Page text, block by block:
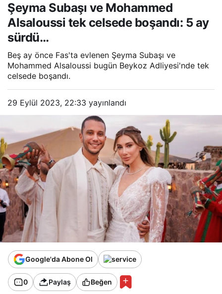
celsede boşandı: 5 ay
sürdü…
Şeyma Subaşı ve Mohammed
Alsaloussi tek celsede boşandı: 5 ay
sürdü…
Beş ay önce Fas'ta evlenen Şeyma Subaşı ve
Mohammed Alsaloussi bugün Beykoz Adliyesi'nde tek
celsede boşandı.
29 Eylül 2023, 22:33 yayınlandı
Google'da Abone Ol
0 Paylaş Beğen